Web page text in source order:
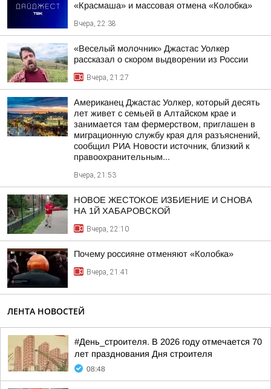
«Красмаша» и массовая отмена «Колобка»
Вчера, 22:38
«Веселый молочник» Джастас Уолкер
рассказал о скором выдворении из России
Вчера, 21:27
Американец Джастас Уолкер, который десять
лет живет с семьей в Алтайском крае и
занимается там фермерством, приглашен в
миграционную службу края для разъяснений,
сообщил РИА Новости источник, близкий к
правоохранительным...
Вчера, 21:53
НОВОЕ ЖЕСТОКОЕ ИЗБИЕНИЕ И СНОВА
НА 1Й ХАБАРОВСКОЙ
Вчера, 22:10
Почему россияне отменяют «Колобка»
Вчера, 21:41
ЛЕНТА НОВОСТЕЙ
#День_строителя. В 2026 году отмечается 70
лет празднования Дня строителя
08:48